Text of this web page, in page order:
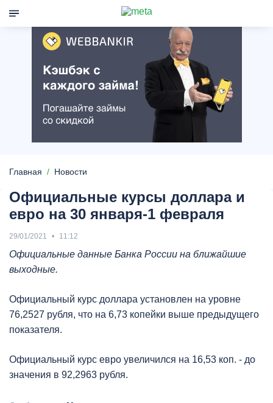
Главная Новости
Официальные курсы доллара и
евро на 30 января-1 февраля
29/01/2021 11:12
Официальные данные Банка России на ближайшие
выходные.
Официальный курс доллара установлен на уровне
76,2527 рубля, что на 6,73 копейки выше предыдущего
показателя.
Официальный курс евро увеличился на 16,53 коп. - до
значения в 92,2963 рубля.